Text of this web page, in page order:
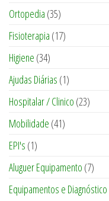
Ortopedia (35)
Fisioterapia (17)
Higiene (34)
Ajudas Diárias (1)
Hospitalar / Clinico (23)
Mobilidade (41)
EPI's (1)
Aluguer Equipamento (7)
Equipamentos e Diagnóstico